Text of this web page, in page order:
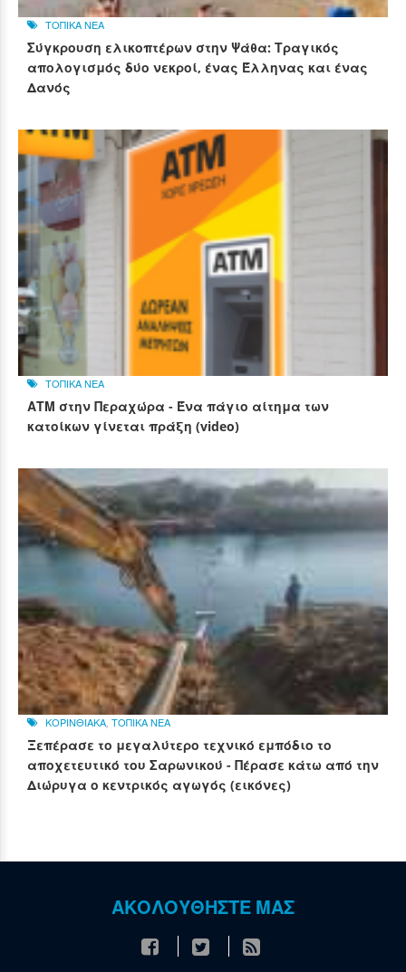
ΤΟΠΙΚΑ ΝΕΑ
Σύγκρουση ελικοπτέρων στην Ψάθα: Τραγικός
απολογισμός δύο νεκροί, ένας Έλληνας και ένας
Δανός
ΤΟΠΙΚΑ ΝΕΑ
ΑΤΜ στην Περαχώρα - Ένα πάγιο αίτημα των
κατοίκων γίνεται πράξη (video)
ΚΟΡΙΝΘΙΑΚΑ, ΤΟΠΙΚΑ ΝΕΑ
Ξεπέρασε το μεγαλύτερο τεχνικό εμπόδιο το
αποχετευτικό του Σαρωνικού - Πέρασε κάτω από την
Διώρυγα ο κεντρικός αγωγός (εικόνες)
ΑΚΟΛΟΥΘΗΣΤΕ ΜΑΣ